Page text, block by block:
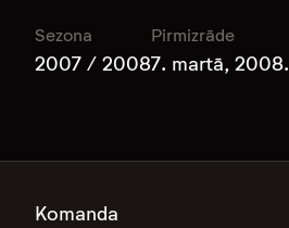
Sezona
2007 / 2008
Pirmizrāde
7. martā, 2008.
Komanda